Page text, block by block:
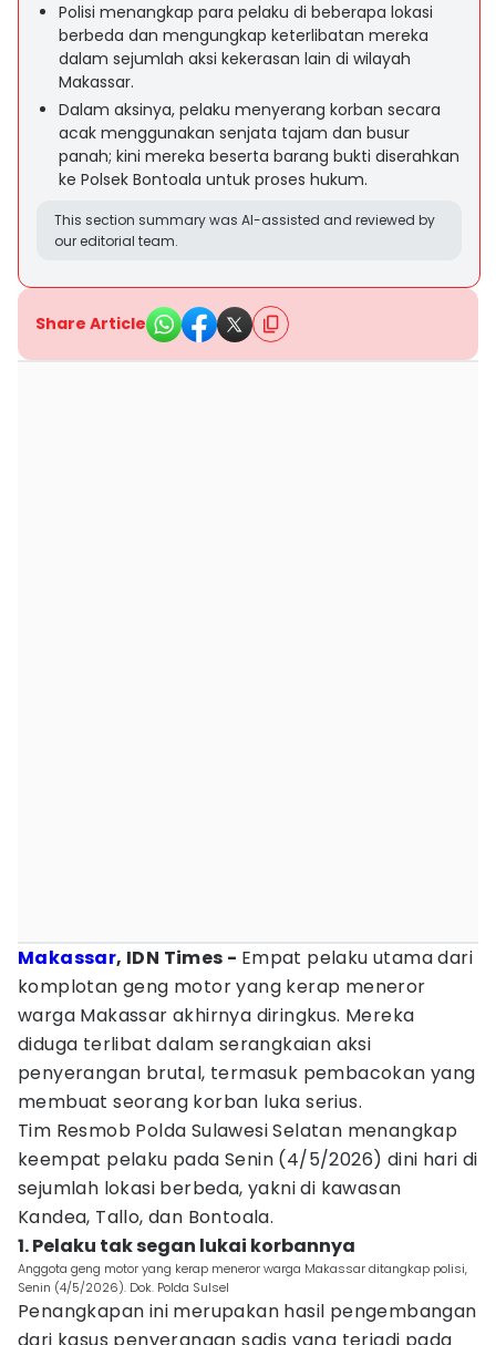
Polisi menangkap para pelaku di beberapa lokasi
berbeda dan mengungkap keterlibatan mereka
dalam sejumlah aksi kekerasan lain di wilayah
Makassar.
Dalam aksinya, pelaku menyerang korban secara
acak menggunakan senjata tajam dan busur
panah; kini mereka beserta barang bukti diserahkan
ke Polsek Bontoala untuk proses hukum.
This section summary was AI-assisted and reviewed by
our editorial team.
Share Article
Makassar, IDN Times - Empat pelaku utama dari
komplotan geng motor yang kerap meneror
warga Makassar akhirnya diringkus. Mereka
diduga terlibat dalam serangkaian aksi
penyerangan brutal, termasuk pembacokan yang
membuat seorang korban luka serius.
Tim Resmob Polda Sulawesi Selatan menangkap
keempat pelaku pada Senin (4/5/2026) dini hari di
sejumlah lokasi berbeda, yakni di kawasan
Kandea, Tallo, dan Bontoala.
1. Pelaku tak segan lukai korbannya
Anggota geng motor yang kerap meneror warga Makassar ditangkap polisi,
Senin (4/5/2026). Dok. Polda Sulsel
Penangkapan ini merupakan hasil pengembangan